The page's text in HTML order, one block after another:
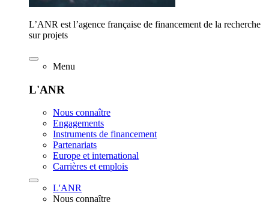
L’ANR est l’agence française de financement de la recherche
sur projets
Menu
L'ANR
Nous connaître
Engagements
Instruments de financement
Partenariats
Europe et international
Carrières et emplois
L'ANR
Nous connaître